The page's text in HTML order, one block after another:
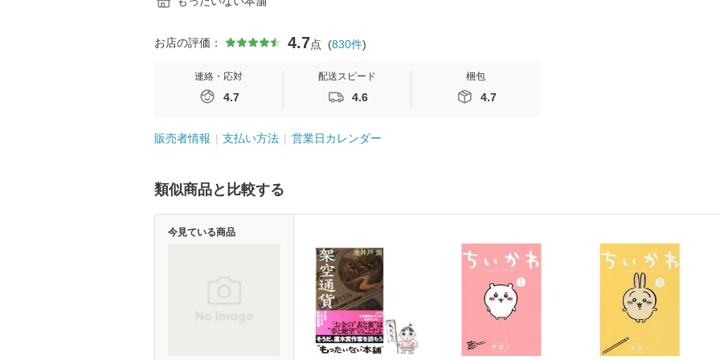
お店の評価： 4.7点 (830件)
連絡・応対
4.7
配送スピード
4.6
梱包
4.7
販売者情報 支払い方法 営業日カレンダー
類似商品と比較する
今見ている商品